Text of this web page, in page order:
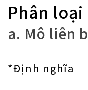
Phân
a. Mô liên
*Định nghĩa